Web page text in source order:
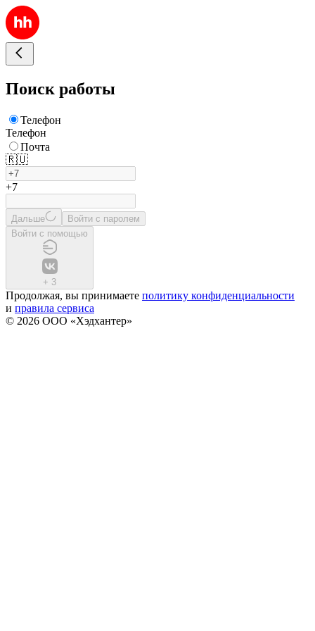
Поиск работы
Телефон
Телефон
Почта
🇷🇺
+7
Дальше
Войти с паролем
Войти с помощью
+ 3
Продолжая, вы принимаете политику конфиденциальности
и правила сервиса
© 2026 ООО «Хэдхантер»